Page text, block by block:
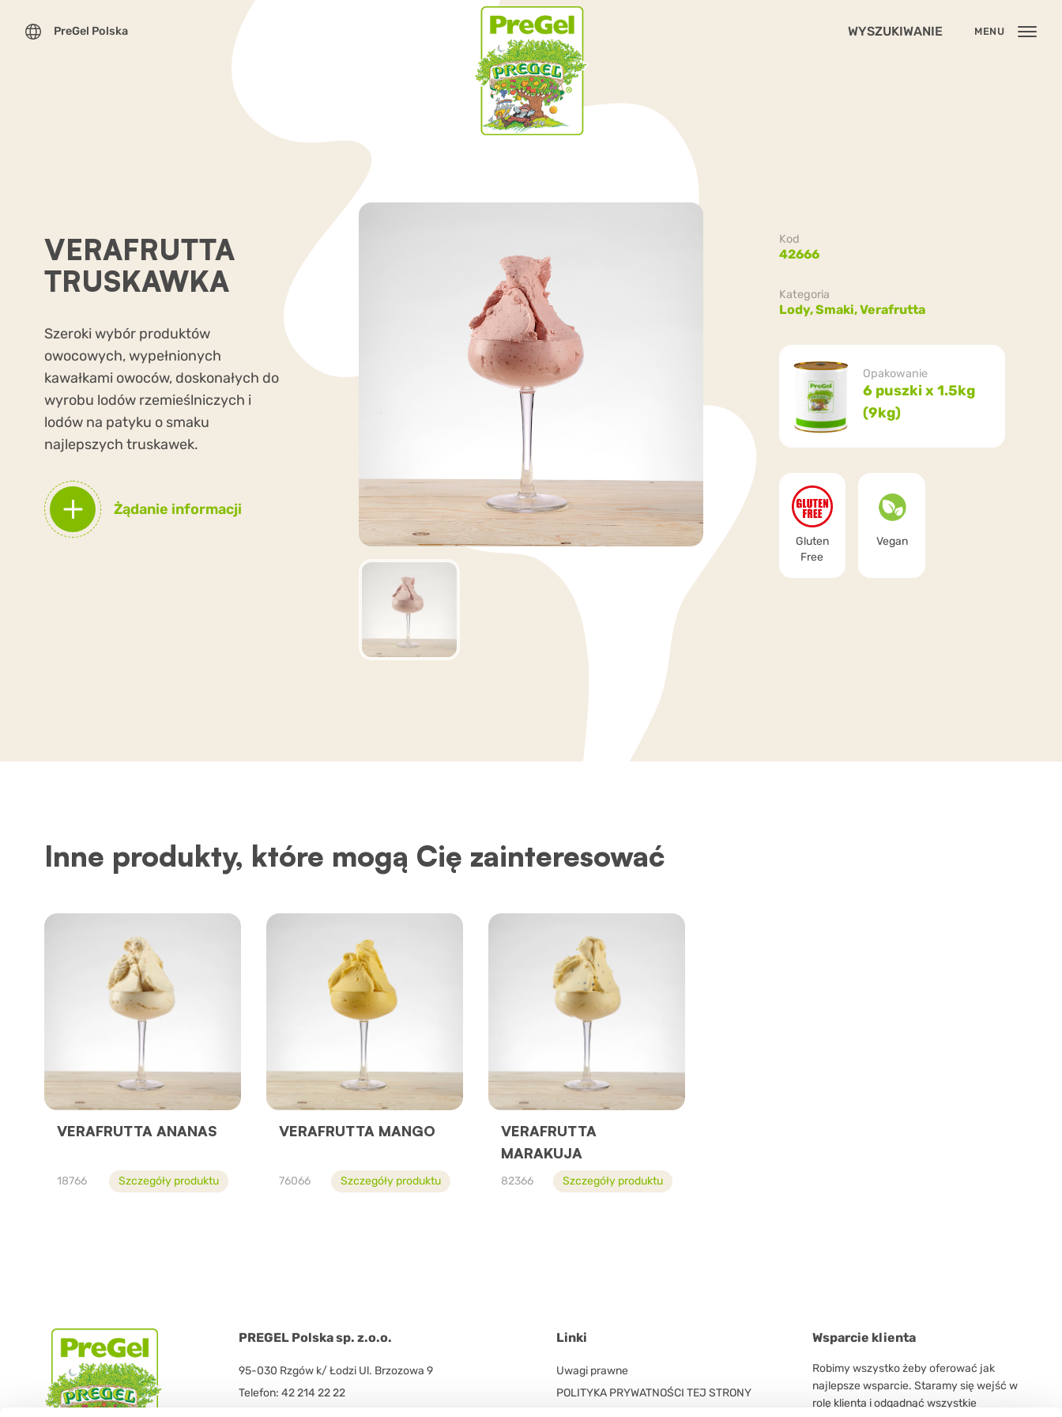
PreGel Polska WYSZUKIWANIE MENU
VERAFRUTTA
TRUSKAWKA
Szeroki wybór produktów
owocowych, wypełnionych
kawałkami owoców, doskonałych do
wyrobu lodów rzemieślniczych i
lodów na patyku o smaku
najlepszych truskawek.
Żądanie informacji
Kod
42666
Kategoria
Lody,Smaki,Verafrutta
Opakowanie
6 puszki x 1.5kg
(9kg)
Gluten
Free
Vegan
Inne produkty, które mogą Cię zainteresować
VERAFRUTTA ANANAS
18766 Szczegóły produktu
VERAFRUTTA MANGO
76066 Szczegóły produktu
VERAFRUTTA
MARAKUJA
82366 Szczegóły produktu
PREGEL Polska sp. z.o.o.
95-030 Rzgów k/ Łodzi Ul. Brzozowa 9
Telefon: 42 214 22 22
Linki
Uwagi prawne
POLITYKA PRYWATNOŚCI TEJ STRONY
Wsparcie klienta
Robimy wszystko żeby oferować jak
najlepsze wsparcie. Staramy się wejść w
rolę klienta i odgadnąć wszystkie